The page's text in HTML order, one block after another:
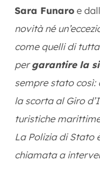
Sara Funaro e
novità né
come quelli di
pergarantire la
sempre stato così:
la scorta al Giro
turistiche
La Polizia di Stato
chiamata a